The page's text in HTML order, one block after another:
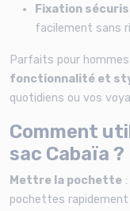
Fixation
facilement sans
Parfaits pour
fonctionnalité et
quotidiens ou vos
Comment
sac Cabaïa ?
Mettre la pochette
pochettes